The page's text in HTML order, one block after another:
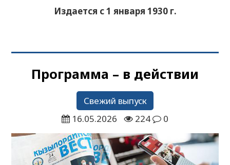
Издается с 1 января 1930 г.
Программа – в действии
Свежий выпуск
16.05.2026
224 0